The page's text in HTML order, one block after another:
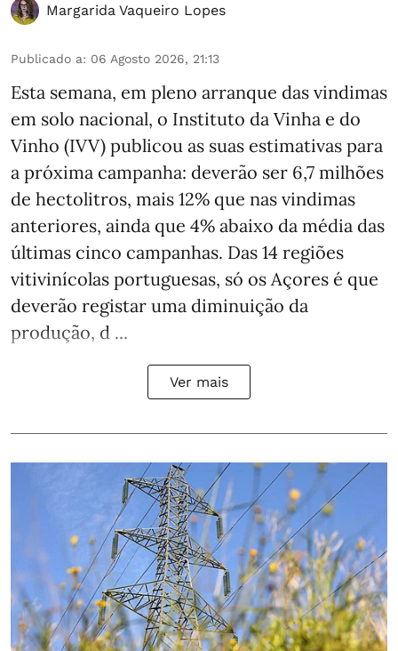
Margarida Vaqueiro Lopes
Publicado a: 06 Agosto 2026, 21:13
Esta semana, em pleno arranque das vindimas
em solo nacional, o Instituto da Vinha e do
Vinho (IVV) publicou as suas estimativas para
a próxima campanha: deverão ser 6,7 milhões
de hectolitros, mais 12% que nas vindimas
anteriores, ainda que 4% abaixo da média das
últimas cinco campanhas. Das 14 regiões
vitivinícolas portuguesas, só os Açores é que
deverão registar uma diminuição da
produção, d ...
Ver mais